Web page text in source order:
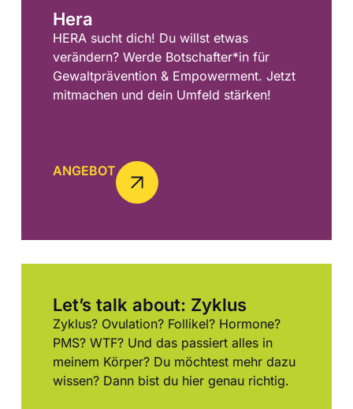
Hera
HERA sucht dich! Du willst etwas
verändern? Werde Botschafter*in für
Gewaltprävention & Empowerment. Jetzt
mitmachen und dein Umfeld stärken!
ANGEBOT
Let’s talk about: Zyklus
Zyklus? Ovulation? Follikel? Hormone?
PMS? WTF? Und das passiert alles in
meinem Körper? Du möchtest mehr dazu
wissen? Dann bist du hier genau richtig.